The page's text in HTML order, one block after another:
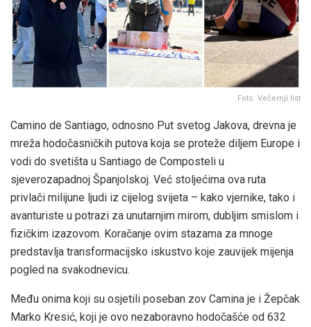
Foto: Večernji list
Camino de Santiago, odnosno Put svetog Jakova, drevna je
mreža hodočasničkih putova koja se proteže diljem Europe i
vodi do svetišta u Santiago de Composteli u
sjeverozapadnoj Španjolskoj. Već stoljećima ova ruta
privlači milijune ljudi iz cijelog svijeta – kako vjernike, tako i
avanturiste u potrazi za unutarnjim mirom, dubljim smislom i
fizičkim izazovom. Koračanje ovim stazama za mnoge
predstavlja transformacijsko iskustvo koje zauvijek mijenja
pogled na svakodnevicu.
Među onima koji su osjetili poseban zov Camina je i Žepčak
Marko Kresić, koji je ovo nezaboravno hodočašće od 632